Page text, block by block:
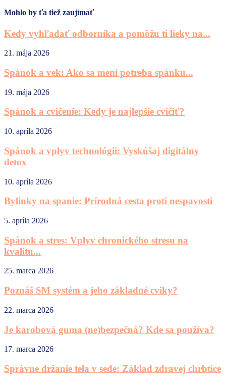
Mohlo by ťa tiež zaujímať
Kedy vyhľadať odborníka a pomôžu ti lieky na...
21. mája 2026
Spánok a vek: Ako sa mení potreba spánku...
19. mája 2026
Spánok a cvičenie: Kedy je najlepšie cvičiť?
10. apríla 2026
Spánok a vplyv technológii: Vyskúšaj digitálny
detox
10. apríla 2026
Bylinky na spanie: Prírodná cesta proti nespavosti
5. apríla 2026
Spánok a stres: Vplyv chronického stresu na
kvalitu...
25. marca 2026
Poznáš SM systém a jeho základné cviky?
22. marca 2026
Je karobová guma (ne)bezpečná? Kde sa používa?
17. marca 2026
Správne držanie tela v sede: Základ zdravej chrbtice